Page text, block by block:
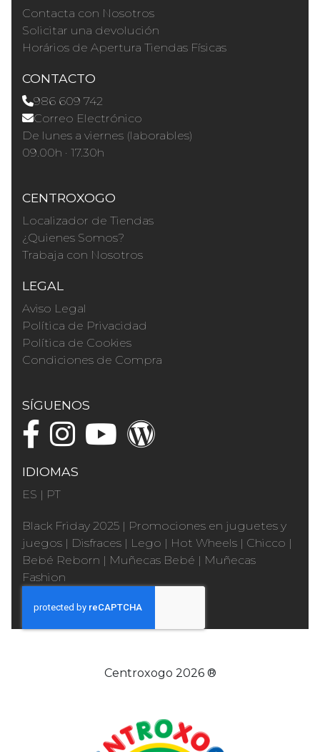
Contacta con Nosotros
Solicitar una devolución
Horários de Apertura Tiendas Físicas
CONTACTO
986 609 742
Correo Electrónico
De lunes a viernes (laborables)
09.00h · 17.30h
CENTROXOGO
Localizador de Tiendas
¿Quienes Somos?
Trabaja con Nosotros
LEGAL
Aviso Legal
Política de Privacidad
Política de Cookies
Condiciones de Compra
SÍGUENOS
IDIOMAS
ES | PT
Black Friday 2025 | Promociones en juguetes y
juegos | Disfraces | Lego | Hot Wheels | Chicco |
Bebé Reborn | Muñecas Bebé | Muñecas
Fashion
Centroxogo 2026 ®